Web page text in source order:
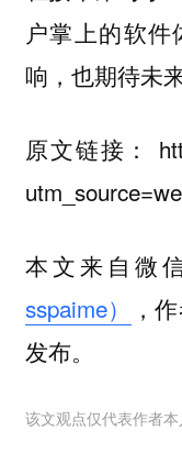
户掌上的软
响，也期待未
原文链接：
本文来自微
sspaime）
，
发布。
该文观点仅代表作者